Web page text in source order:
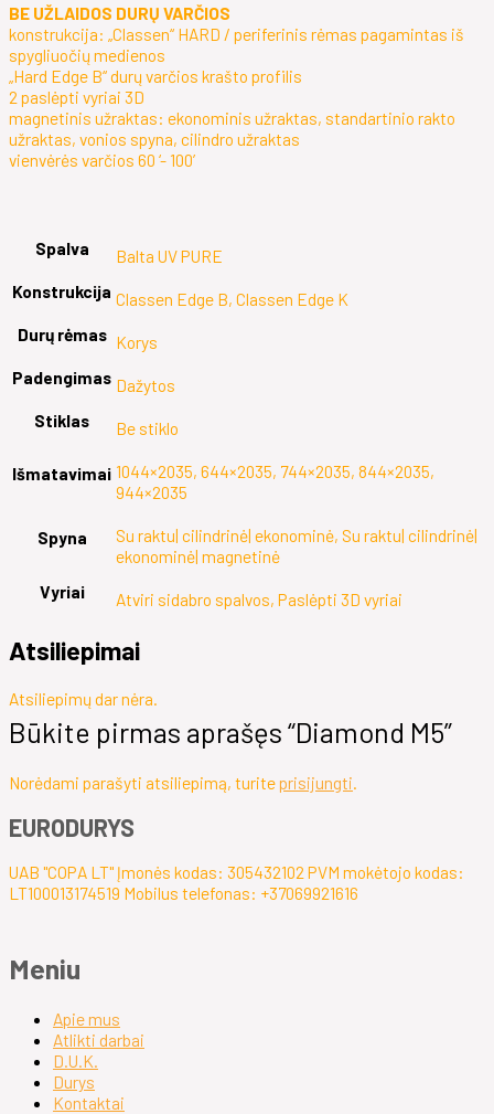
BE UŽLAIDOS DURŲ VARČIOS
konstrukcija: „Classen“ HARD / periferinis rėmas pagamintas iš
spygliuočių medienos
„Hard Edge B“ durų varčios krašto profilis
2 paslėpti vyriai 3D
magnetinis užraktas: ekonominis užraktas, standartinio rakto
užraktas, vonios spyna, cilindro užraktas
vienvėrės varčios 60 ‘- 100’
Spalva
Balta UV PURE
Konstrukcija Classen Edge B, Classen Edge K
Durų rėmas Korys
Padengimas Dažytos
Stiklas
Be stiklo
Išmatavimai 1044×2035, 644×2035, 744×2035, 844×2035,
944×2035
Spyna
Su raktu| cilindrinė| ekonominė, Su raktu| cilindrinė|
ekonominė| magnetinė
Vyriai
Atviri sidabro spalvos, Paslėpti 3D vyriai
Atsiliepimai
Atsiliepimų dar nėra.
Būkite pirmas aprašęs “Diamond M5”
Norėdami parašyti atsiliepimą, turiteprisijungti.
EURODURYS
UAB "COPA LT" Įmonės kodas: 305432102 PVM mokėtojo kodas:
LT100013174519 Mobilus telefonas: +37069921616
Meniu
Apie mus
Atlikti darbai
D.U.K.
Durys
Kontaktai